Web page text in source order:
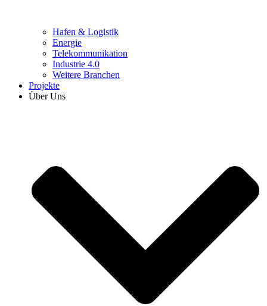
Hafen & Logistik
Energie
Telekommunikation
Industrie 4.0
Weitere Branchen
Projekte
Über Uns